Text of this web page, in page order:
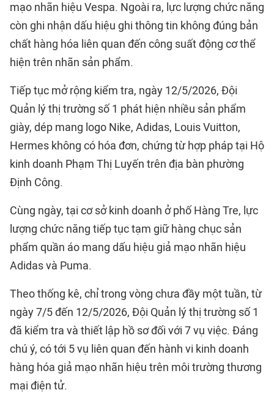
mạo nhãn hiệu Vespa. Ngoài ra, lực lượng chức năng
còn ghi nhận dấu hiệu ghi thông tin không đúng bản
chất hàng hóa liên quan đến công suất động cơ thể
hiện trên nhãn sản phẩm.
Tiếp tục mở rộng kiểm tra, ngày 12/5/2026, Đội
Quản lý thị trường số 1 phát hiện nhiều sản phẩm
giày, dép mang logo Nike, Adidas, Louis Vuitton,
Hermes không có hóa đơn, chứng từ hợp pháp tại Hộ
kinh doanh Phạm Thị Luyến trên địa bàn phường
Định Công.
Cùng ngày, tại cơ sở kinh doanh ở phố Hàng Tre, lực
lượng chức năng tiếp tục tạm giữ hàng chục sản
phẩm quần áo mang dấu hiệu giả mạo nhãn hiệu
Adidas và Puma.
Theo thống kê, chỉ trong vòng chưa đầy một tuần, từ
ngày 7/5 đến 12/5/2026, Đội Quản lý thị trường số 1
đã kiểm tra và thiết lập hồ sơ đối với 7 vụ việc. Đáng
chú ý, có tới 5 vụ liên quan đến hành vi kinh doanh
hàng hóa giả mạo nhãn hiệu trên môi trường thương
mại điện tử.